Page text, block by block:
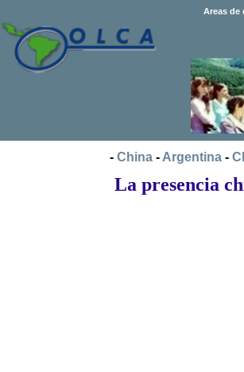
Areas de
- China - Argentina -
La presencia